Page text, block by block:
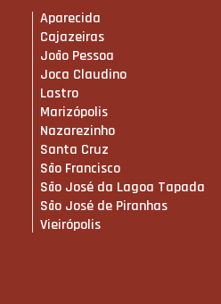
Aparecida
Cajazeiras
João Pessoa
Joca Claudino
Lastro
Marizópolis
Nazarezinho
Santa Cruz
São Francisco
São José da Lagoa Tapada
São José de Piranhas
Vieirópolis